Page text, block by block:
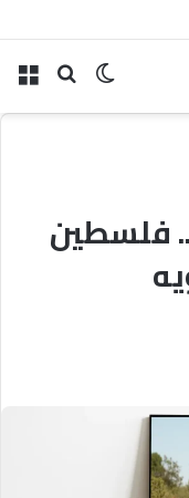
بحث الوضع
فلسطين